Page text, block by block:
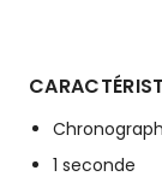
1 seconde